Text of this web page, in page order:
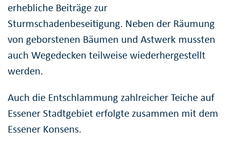
erhebliche Beiträge zur
Sturmschadenbeseitigung. Neben der Räumung
von geborstenen Bäumen und Astwerk mussten
auch Wegedecken teilweise wiederhergestellt
werden.
Auch die Entschlammung zahlreicher Teiche auf
Essener Stadtgebiet erfolgte zusammen mit dem
Essener Konsens.